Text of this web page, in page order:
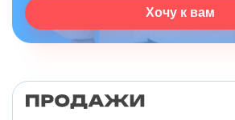
Хочу к вам